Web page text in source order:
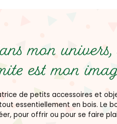
mon
est mon
de petits accessoires et
essentiellement en bois. Le
pour offrir ou pour se faire